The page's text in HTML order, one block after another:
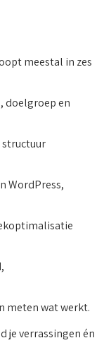
meestal in zes
doelgroep en
structuur
WordPress,
meten wat werkt.
je verrassingen én